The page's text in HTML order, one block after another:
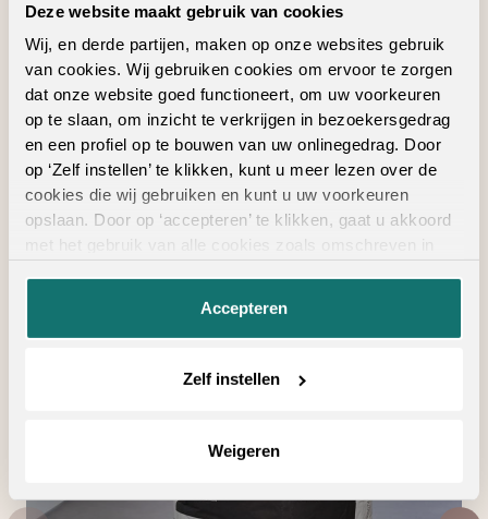
Deze website maakt gebruik van cookies
Wij, en derde partijen, maken op onze websites gebruik
van cookies. Wij gebruiken cookies om ervoor te zorgen
dat onze website goed functioneert, om uw voorkeuren
op te slaan, om inzicht te verkrijgen in bezoekersgedrag
en een profiel op te bouwen van uw onlinegedrag. Door
op ‘Zelf instellen’ te klikken, kunt u meer lezen over de
cookies die wij gebruiken en kunt u uw voorkeuren
opslaan. Door op ‘accepteren’ te klikken, gaat u akkoord
met het gebruik van alle cookies zoals omschreven in
Accepteren
Zelf instellen
Weigeren
Een waterbestendige vloer voor zorgeloos
wooncomfort
Geschikte
vloertoebehoren